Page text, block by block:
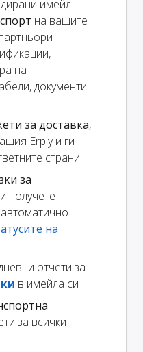
имейл
на вашите
на
документи
за доставка,
Erply и ги
страни
за
получете
на
отчети за
в имейла си
за всички